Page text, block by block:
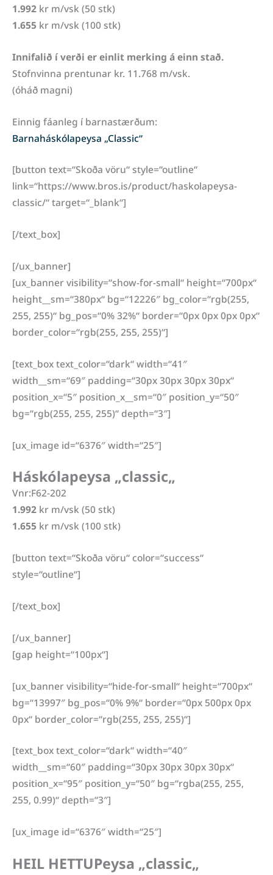
1.992 kr m/vsk (50 stk)
1.655 kr m/vsk (100 stk)
Innifalið í verði er einlit merking á einn stað.
Stofnvinna prentunar kr. 11.768 m/vsk.
(óháð magni)
Einnig fáanleg í barnastærðum:
Barnaháskólapeysa „Classic“
[button text=“Skoða vöru“ style=“outline“
link=“https://www.bros.is/product/haskolapeysa-
classic/“ target=“_blank“]
[/text_box]
[/ux_banner]
[ux_banner visibility=“show-for-small“ height=“700px“
height__sm=“380px“ bg=“12226″ bg_color=“rgb(255,
255, 255)“ bg_pos=“0% 32%“ border=“0px 0px 0px 0px“
border_color=“rgb(255, 255, 255)“]
[text_box text_color=“dark“ width=“41″
width__sm=“69″ padding=“30px 30px 30px 30px“
position_x=“5″ position_x__sm=“0″ position_y=“50″
bg=“rgb(255, 255, 255)“ depth=“3″]
[ux_image id=“6376″ width=“25″]
Háskólapeysa „classic„
Vnr:F62-202
1.992 kr m/vsk (50 stk)
1.655 kr m/vsk (100 stk)
[button text=“Skoða vöru“ color=“success“
style=“outline“]
[/text_box]
[/ux_banner]
[gap height=“100px“]
[ux_banner visibility=“hide-for-small“ height=“700px“
bg=“13997″ bg_pos=“0% 9%“ border=“0px 500px 0px
0px“ border_color=“rgb(255, 255, 255)“]
[text_box text_color=“dark“ width=“40″
width__sm=“60″ padding=“30px 30px 30px 30px“
position_x=“95″ position_y=“50″ bg=“rgba(255, 255,
255, 0.99)“ depth=“3″]
[ux_image id=“6376″ width=“25″]
HEIL HETTUPeysa „classic„